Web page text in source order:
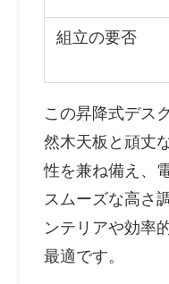
組立の要否
この昇降式デス
然木天板と頑丈
性を兼ね備え、
スムーズな高さ
ンテリアや効率
最適です。